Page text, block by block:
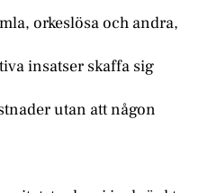
orkeslösa och andra,
insatser skaffa sig
utan att någon